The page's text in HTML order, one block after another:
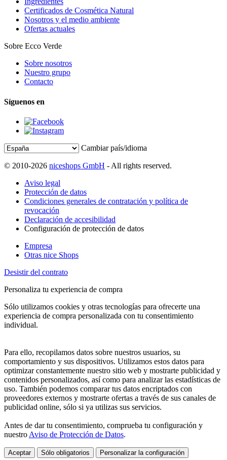
Certificados de Cosmética Natural
Nosotros y el medio ambiente
Ofertas actuales
Sobre Ecco Verde
Sobre nosotros
Nuestro grupo
Contacto
Síguenos en
Cambiar país/idioma
© 2010-2026 niceshops GmbH - All rights reserved.
Aviso legal
Protección de datos
Condiciones generales de contratación y política de
revocación
Declaración de accesibilidad
Configuración de protección de datos
Empresa
Otras nice Shops
Desistir del contrato
Personaliza tu experiencia de compra
Sólo utilizamos cookies y otras tecnologías para ofrecerte una
experiencia de compra personalizada con tu consentimiento
individual.
Para ello, recopilamos datos sobre nuestros usuarios, su
comportamiento y sus dispositivos. Utilizamos estos datos para
optimizar constantemente nuestro sitio web y mostrarte publicidad y
contenidos personalizados, así como para analizar las estadísticas de
uso. También podemos comparar tus datos encriptados con
proveedores externos y mostrarte ofertas a través de sus canales de
publicidad online, sólo si ya utilizas sus servicios.
Antes de dar tu consentimiento, comprueba tu configuración y
nuestro Aviso de Protección de Datos.
Aceptar Sólo obligatorios Personalizar la configuración